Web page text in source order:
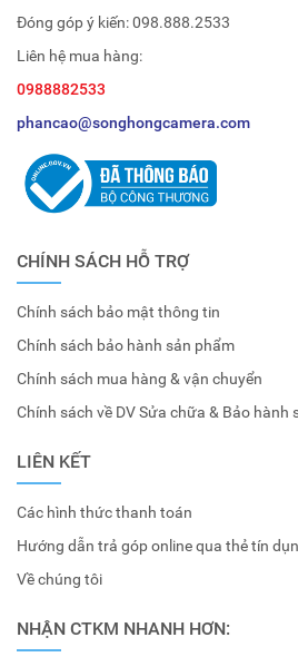
Đóng góp ý kiến:098.888.2533
Liên hệ mua hàng:
0988882533
phancao@songhongcamera.com
CHÍNH SÁCH HỖ TRỢ
Chính sách bảo mật thông tin
Chính sách bảo hành sản phẩm
Chính sách mua hàng & vận chuyển
Chính sách về DV Sửa chữa & Bảo hành
LIÊN KẾT
Các hình thức thanh toán
Hướng dẫn trả góp online qua thẻ tín
Về chúng tôi
NHẬN CTKM NHANH HƠN: